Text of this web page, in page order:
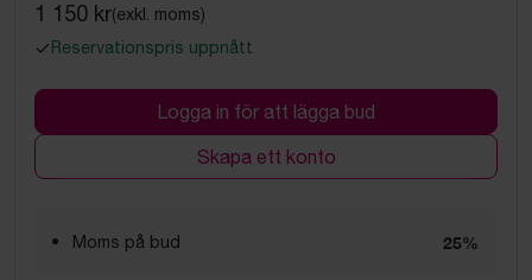
1 150 kr(exkl. moms)
Reservationspris uppnått
Logga in för att lägga bud
Skapa ett konto
Moms på bud 25%